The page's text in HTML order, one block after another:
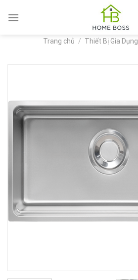
Trang chủ / Thiết Bị Gia Dụng